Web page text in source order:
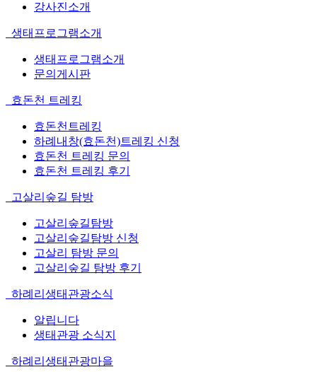
강사진소개
생태프로그램소개
생태프로그램소개
문의게시판
효돈천 트레킹
효돈천트레킹
하례내창(효돈천)트레킹 신청
효돈천 트레킹 문의
효돈천 트레킹 후기
고살리숲길 탐방
고살리숲길탐방
고살리숲길탐방 신청
고살리 탐방 문의
고살리숲길 탐방 후기
하례리생태관광소식
알립니다
생태관광 소식지
하례리생태관광마을